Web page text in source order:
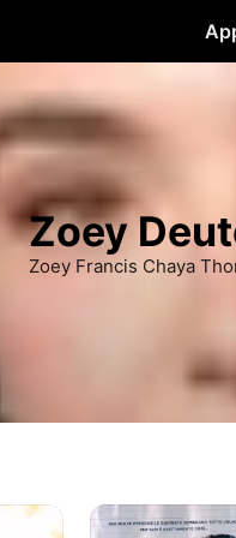
Zoey
Zoey Francis Chaya
Prima